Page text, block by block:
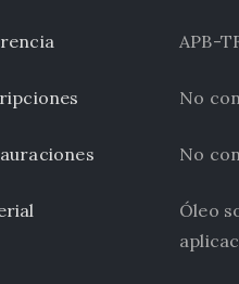
APB-
No
No
Óleo